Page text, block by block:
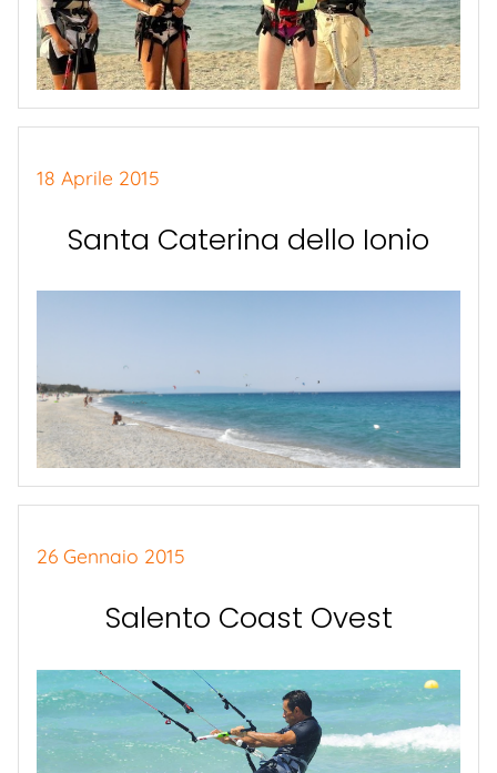
18 Aprile 2015
Santa Caterina dello Ionio
26 Gennaio 2015
Salento Coast Ovest